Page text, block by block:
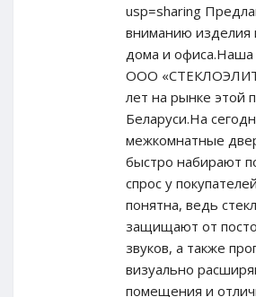
usp=sharing
вниманию изделия
дома и офиса.Наша
ООО
лет на рынке этой
Беларуси.На
межкомнатные
быстро набирают
спрос у
понятна, ведь
защищают от
звуков, а также
визуально
помещения и